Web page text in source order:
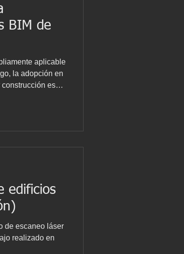
BIM de
aplicable
la adopción en
es
Con el
edificios
de escaneo láser
realizado en